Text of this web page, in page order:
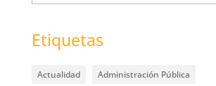
Etiquetas
Actualidad
Administración Pública